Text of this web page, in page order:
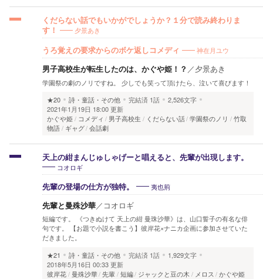
くだらない話でもいかがでしょうか？１分で読み終わりま
す！
夕景あき
うろ覚えの要求からのボケ返しコメディ 神在月ユウ
男子高校生が転生したのは、かぐや姫！？ ／夕景あき
学園祭の劇のノリですね。 少しでも笑って頂けたら、泣いて喜びます！
★20
詩・童話・その他 完結済 1話
2,526文字
2021年1月19日 18:00 更新
かぐや姫
コメディ 男子高校生 くだらない話 学園祭のノリ
竹取
物語
ギャグ 会話劇
天上の紺まんじゅしゃげーと唱えると、先輩が出現します。
コオロギ
先輩の登場の仕方が独特。 夷也荊
先輩と曼殊沙華／ コオロギ
短編です。 《つきぬけて 天上の紺 曼珠沙華》は、山口誓子の有名な俳
句です。 【お題で小説を書こう】彼岸花×ナニカ企画に参加させていた
だきました。
★21
詩・童話・その他 完結済 1話
1,929文字
2018年5月16日 00:33 更新
彼岸花
曼殊沙華 先輩 短編 ジャックと豆の木 メロス かぐや姫